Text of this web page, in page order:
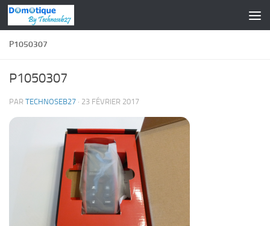
Skip to content
P1050307
P1050307
PAR TECHNOSEB27 · 23 FÉVRIER 2017